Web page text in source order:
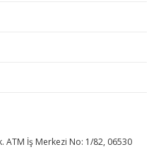
ATM İş Merkezi No: 1/82, 06530